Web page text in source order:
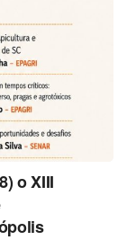
o XIII